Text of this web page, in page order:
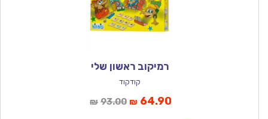
רמיקוב ראשון שלי
קודקוד
₪ 93.00המחיר
₪ 64.90המחיר